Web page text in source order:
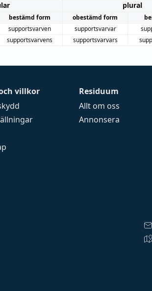
plural
bestämd form obestämd form
supportsvarven supportsvarvar
supportsvarvens supportsvarvars
villkor
Residuum
Allt om oss
Annonsera